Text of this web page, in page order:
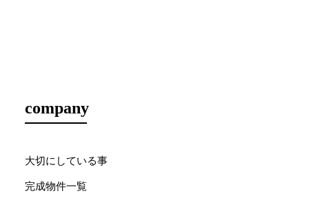
company
大切にしている事
完成物件一覧